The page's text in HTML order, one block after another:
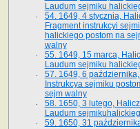
Laudum sejmiku
54. 1649, 4 stycznia,
Fragment instrukcyi
halickiego postom na
walny
55. 1649, 15 marca,
Laudum sejmiku
57. 1649, 6
Instrukcya sejmiku
sejm walny
58. 1650, 3 lutego,
Laudum
59. 1650, 31